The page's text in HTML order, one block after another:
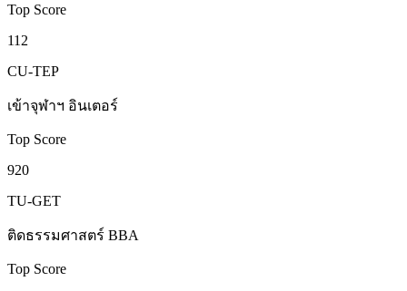
Top Score
112
CU-TEP
เข้าจุฬาฯ อินเตอร์
Top Score
920
TU-GET
ติดธรรมศาสตร์ BBA
Top Score